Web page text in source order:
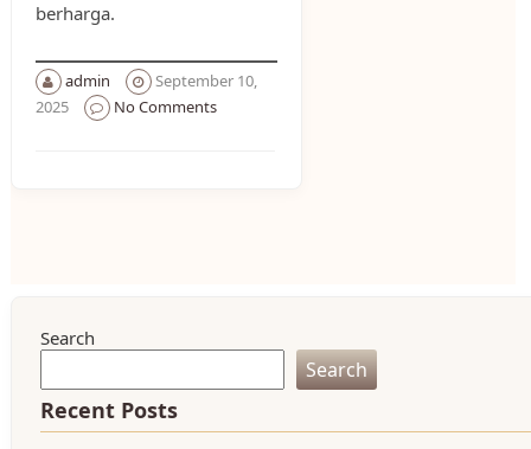
berharga.
admin
September 10,
2025
No Comments
Search
Search
Recent Posts